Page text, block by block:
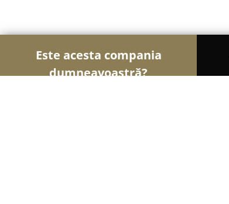
Este acesta compania
dumneavoastră?